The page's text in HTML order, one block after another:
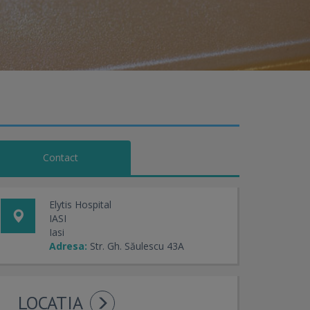
Contact
Elytis Hospital
IASI
Iasi
Adresa: Str. Gh. Săulescu 43A
LOCATIA